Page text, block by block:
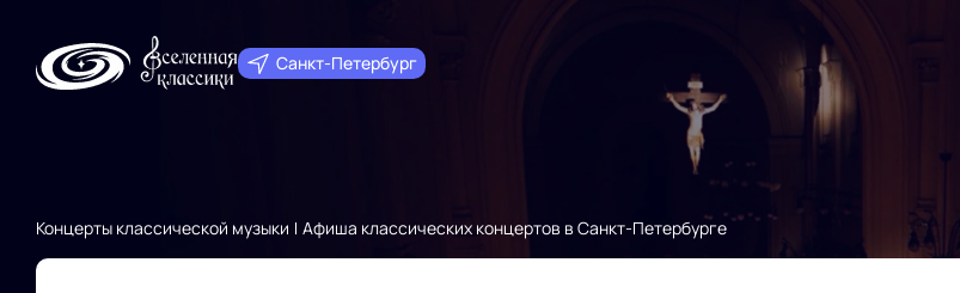
Санкт‑Петербург
Концерты классической музыки Афиша классических концертов в Санкт‑Петербурге